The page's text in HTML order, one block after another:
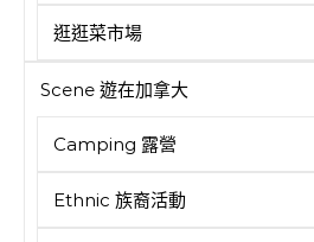
逛逛菜市場
Scene 遊在加拿大
Camping 露營
Ethnic 族裔活動